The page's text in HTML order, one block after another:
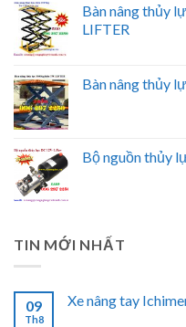
Bàn nâng thủy
LIFTER
Bàn nâng thủy
Bộ nguồn thủy
TIN MỚI NHẤT
09
Th8
Xe nâng tay